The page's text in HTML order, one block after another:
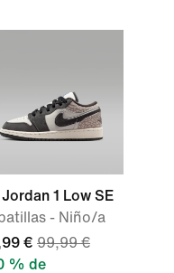
1 Low SE
- Niño/a
€ 99,99 €
% de